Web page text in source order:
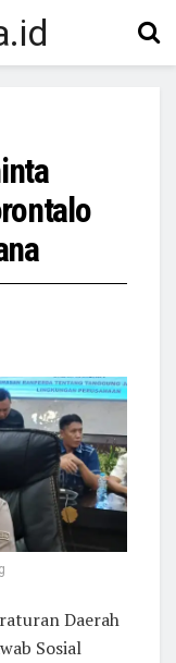
Daerah
Sosial